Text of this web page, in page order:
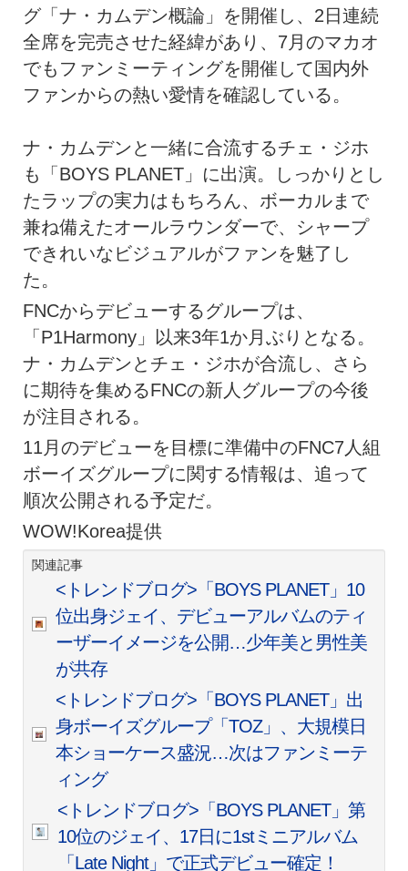
グ「ナ・カムデン概論」を開催し、2日連続
全席を完売させた経緯があり、7月のマカオ
でもファンミーティングを開催して国内外
ファンからの熱い愛情を確認している。
ナ・カムデンと一緒に合流するチェ・ジホ
も「BOYS PLANET」に出演。しっかりとし
たラップの実力はもちろん、ボーカルまで
兼ね備えたオールラウンダーで、シャープ
できれいなビジュアルがファンを魅了し
た。
FNCからデビューするグループは、
「P1Harmony」以来3年1か月ぶりとなる。
ナ・カムデンとチェ・ジホが合流し、さら
に期待を集めるFNCの新人グループの今後
が注目される。
11月のデビューを目標に準備中のFNC7人組
ボーイズグループに関する情報は、追って
順次公開される予定だ。
WOW!Korea提供
関連記事
<トレンドブログ>「BOYS PLANET」10
位出身ジェイ、デビューアルバムのティ
ーザーイメージを公開…少年美と男性美
が共存
<トレンドブログ>「BOYS PLANET」出
身ボーイズグループ「TOZ」、大規模日
本ショーケース盛況…次はファンミーテ
ィング
<トレンドブログ>「BOYS PLANET」第
10位のジェイ、17日に1stミニアルバム
「Late Night」で正式デビュー確定！